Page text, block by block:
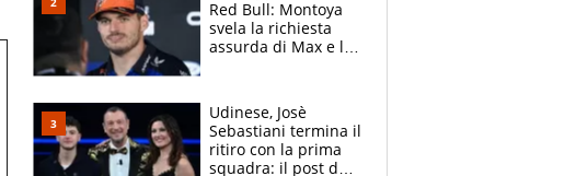
Red Bull: Montoya
svela la richiesta
assurda di Max e lo
McLaren siano
meglio?”
Udinese, Josè
Sebastiani termina il
ritiro con la prima
squadra: il post del